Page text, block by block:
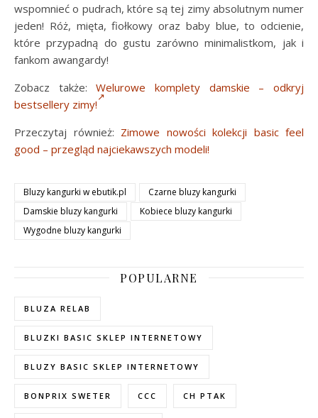
wspomnieć o pudrach, które są tej zimy absolutnym numer
jeden! Róż, mięta, fiołkowy oraz baby blue, to odcienie,
które przypadną do gustu zarówno minimalistkom, jak i
fankom awangardy!
Zobacz także:Welurowe komplety damskie – odkryj
bestsellery zimy!
Przeczytaj również: Zimowe nowości kolekcji basic feel
good – przegląd najciekawszych modeli!
Bluzy kangurki w ebutik.pl
Czarne bluzy kangurki
Damskie bluzy kangurki
Kobiece bluzy kangurki
Wygodne bluzy kangurki
POPULARNE
BLUZA RELAB
BLUZKI BASIC SKLEP INTERNETOWY
BLUZY BASIC SKLEP INTERNETOWY
BONPRIX SWETER CCC CH PTAK